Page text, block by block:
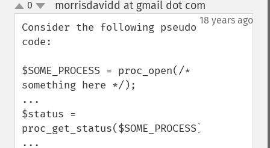
up
down
0 morrisdavidd at gmail dot com
18 years ago
Consider the following pseudo
code:
$SOME_PROCESS = proc_open(/*
something here */);
...
$status =
proc_get_status($SOME_PROCESS);
...